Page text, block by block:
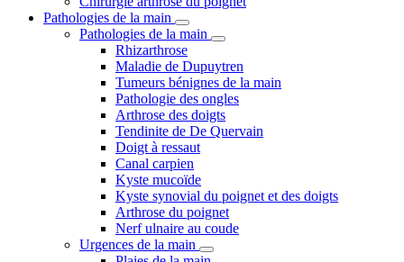
Pathologies de la main
Pathologies de la main
Rhizarthrose
Maladie de Dupuytren
Tumeurs bénignes de la main
Pathologie des ongles
Arthrose des doigts
Tendinite de De Quervain
Doigt à ressaut
Canal carpien
Kyste mucoïde
Kyste synovial du poignet et des doigts
Arthrose du poignet
Nerf ulnaire au coude
Urgences de la main